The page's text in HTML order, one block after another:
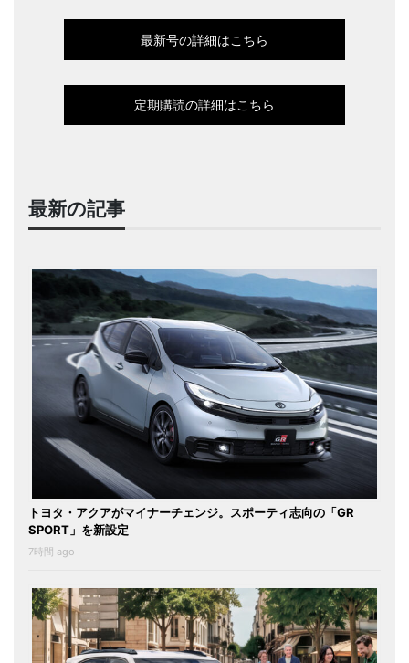
最新号の詳細はこちら
定期購読の詳細はこちら
最新の記事
トヨタ・アクアがマイナーチェンジ。スポーティ志向の「GR
SPORT」を新設定
7時間 ago